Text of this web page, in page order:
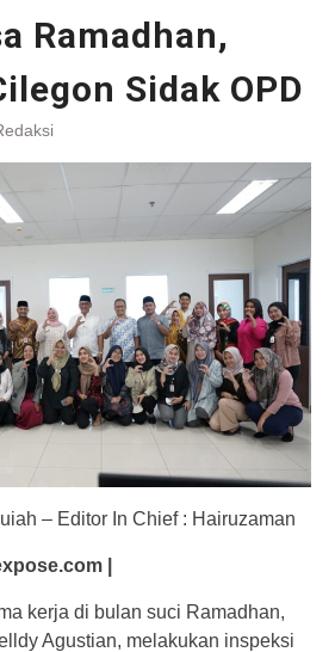
Ramadhan,
Sidak OPD
– Editor In Chief : Hairuzaman
|
kerja di bulan suci Ramadhan,
Agustian, melakukan inspeksi